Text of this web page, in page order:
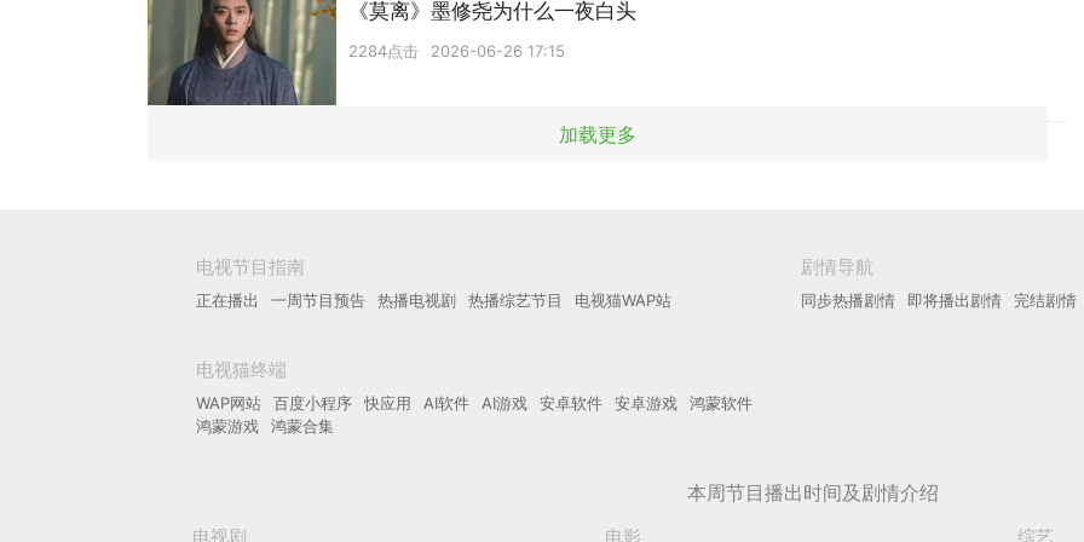
《莫离》墨修尧为什么一夜白头
2284点击 2026-06-26 17:15
加载更多
电视节目指南
正在播出 一周节目预告 热播电视剧 热播综艺节目 电视猫WAP站
剧情导航
同步热播剧情 即将播出剧情 完结剧情
电视猫终端
WAP网站 百度小程序 快应用 AI软件 AI游戏 安卓软件 安卓游戏
鸿蒙软件
鸿蒙游戏
鸿蒙合集
本周节目播出时间及剧情介绍
电视剧 电影 综艺